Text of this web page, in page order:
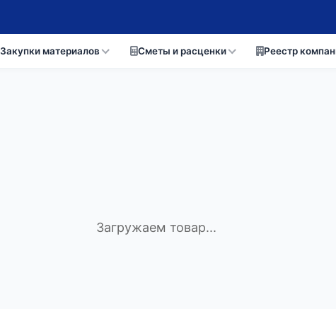
Закупки материалов Сметы и расценки Реестр
Загружаем товар...